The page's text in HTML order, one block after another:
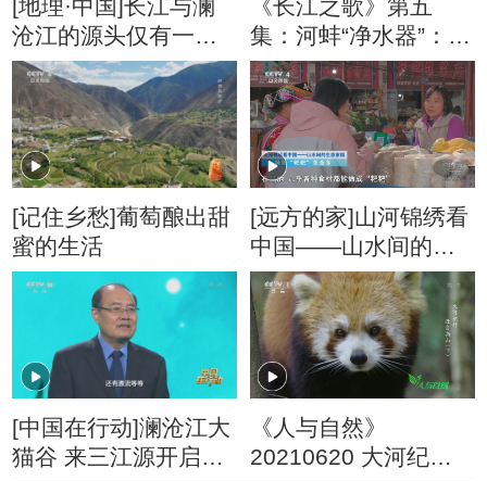
[地理·中国]长江与澜
沧江的源头仅有一山
之隔
《长江之歌》第五
集：河蚌“净水器”：喝
进去是脏水 吐出来是
纯净水
[记住乡愁]葡萄酿出甜
蜜的生活
[远方的家]山河锦绣看
中国——山水间的生
态家园 特色“粑粑”美
食多
[中国在行动]澜沧江大
猫谷 来三江源开启寻
《人与自然》
20210620 大河纪行